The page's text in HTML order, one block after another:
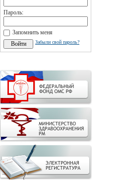
Пароль:
Запомнить меня
Забыли свой пароль?